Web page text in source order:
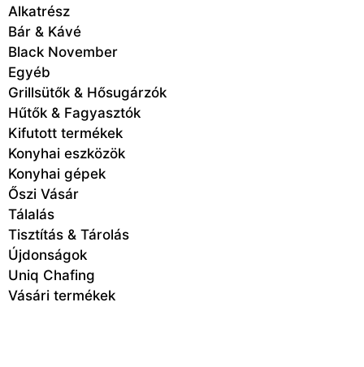
Alkatrész
Bár & Kávé
Black November
Egyéb
Grillsütők & Hősugárzók
Hűtők & Fagyasztók
Kifutott termékek
Konyhai eszközök
Konyhai gépek
Őszi Vásár
Tálalás
Tisztítás & Tárolás
Újdonságok
Uniq Chafing
Vásári termékek